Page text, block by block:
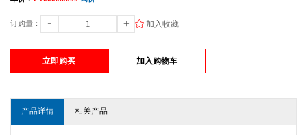
订购量： 加入收藏
立即购买 加入购物车
产品详情 相关产品